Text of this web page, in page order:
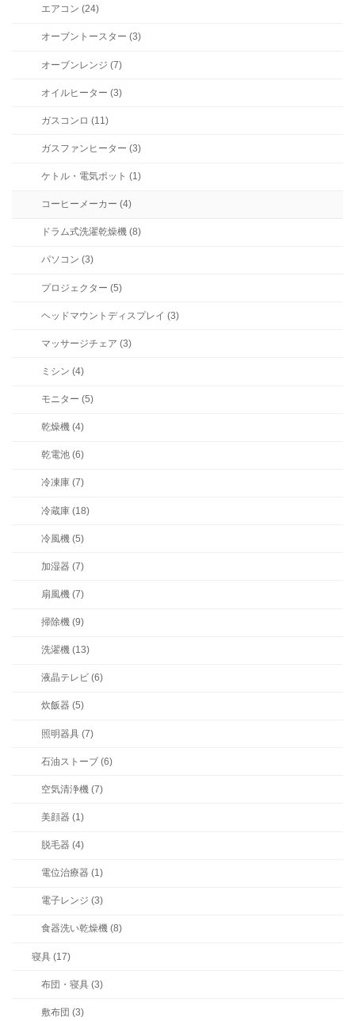
エアコン (24)
オーブントースター (3)
オーブンレンジ (7)
オイルヒーター (3)
ガスコンロ (11)
ガスファンヒーター (3)
ケトル・電気ポット (1)
コーヒーメーカー (4)
ドラム式洗濯乾燥機 (8)
パソコン (3)
プロジェクター (5)
ヘッドマウントディスプレイ (3)
マッサージチェア (3)
ミシン (4)
モニター (5)
乾燥機 (4)
乾電池 (6)
冷凍庫 (7)
冷蔵庫 (18)
冷風機 (5)
加湿器 (7)
扇風機 (7)
掃除機 (9)
洗濯機 (13)
液晶テレビ (6)
炊飯器 (5)
照明器具 (7)
石油ストーブ (6)
空気清浄機 (7)
美顔器 (1)
脱毛器 (4)
電位治療器 (1)
電子レンジ (3)
食器洗い乾燥機 (8)
寝具 (17)
布団・寝具 (3)
敷布団 (3)